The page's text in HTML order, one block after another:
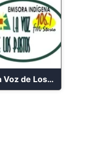
La Voz de Los Pastos 106.7 FM